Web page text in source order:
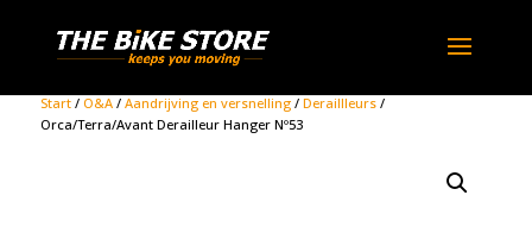
Start/ O&A/ Aandrijving en versnelling/ Deraillleurs/
Orca/Terra/Avant Derailleur Hanger Nº53